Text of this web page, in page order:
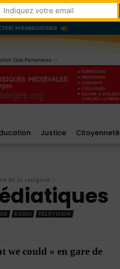
M'ENREGISTRER
Club Partenaires --
Justice Citoyenneté
de la catégorie :
RADIO TÉLÉVISION
we could » en gare de